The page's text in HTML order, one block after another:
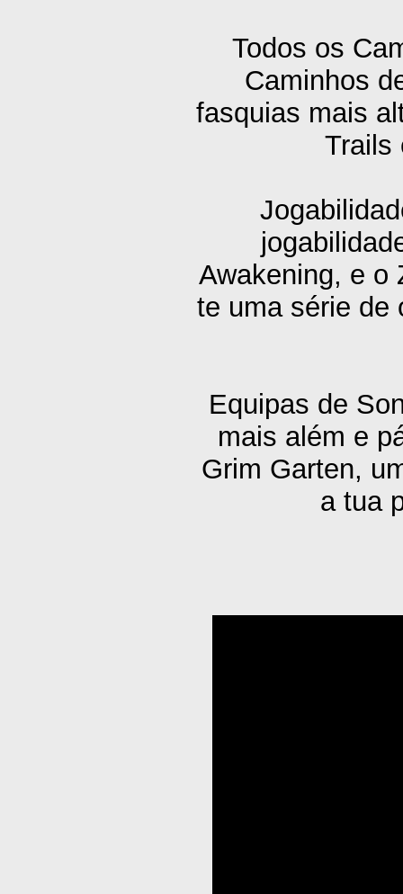
Todos os
Caminhos
fasquias mais
Trails
Awakening, e o
te uma série de
Equipas de
mais além e
Grim Garten,
a tua